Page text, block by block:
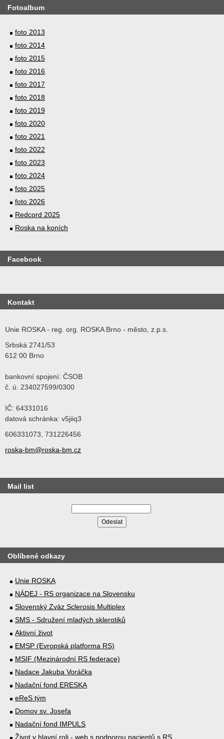
Fotoalbum
foto 2013
foto 2014
foto 2015
foto 2016
foto 2017
foto 2018
foto 2019
foto 2020
foto 2021
foto 2022
foto 2023
foto 2024
foto 2025
foto 2026
Redcord 2025
Roska na koních
Facebook
Kontakt
Unie ROSKA - reg. org. ROSKA Brno - město, z.p.s.
Srbská 2741/53
612 00 Brno
bankovní spojení: ČSOB
č. ú. 234027599/0300
IČ: 64331016
datová schránka: v5jiiq3
606331073, 731226456
roska-bm@roska-bm.cz
Mail list
Oblíbené odkazy
Unie ROSKA
NÁDEJ - RS organizace na Slovensku
Slovenský Zväz Sclerosis Multiplex
SMS - Sdružení mladých sklerotiků
Aktivní život
EMSP (Evropská platforma RS)
MSIF (Mezinárodní RS federace)
Nadace Jakuba Voráčka
Nadační fond ERESKA
eReS tým
Domov sv. Josefa
Nadační fond IMPULS
Život v hlavní roli - web s podporou pacientů s RS